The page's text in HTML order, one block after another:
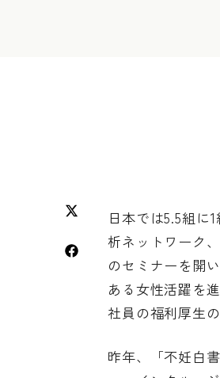
日本では5.5組に
析ネットワーク
のセミナーを開
ある女性活躍を
社員の福利厚生
昨年、「不妊白